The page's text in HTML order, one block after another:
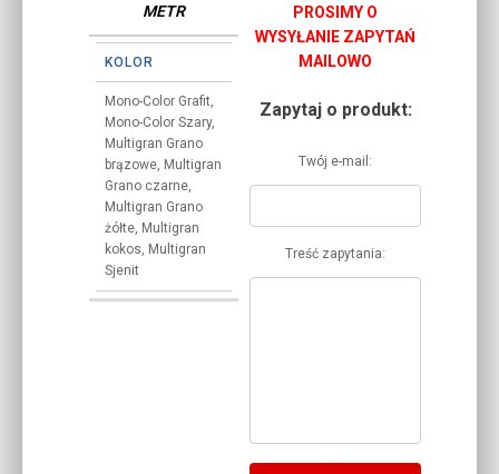
METR
KOLOR
Mono-Color Grafit,
Mono-Color Szary,
Multigran Grano
brązowe, Multigran
Grano czarne,
Multigran Grano
żółte, Multigran
kokos, Multigran
Sjenit
PROSIMY O
WYSYŁANIE ZAPYTAŃ
MAILOWO
Zapytaj o produkt:
Twój e-mail:
Treść zapytania: